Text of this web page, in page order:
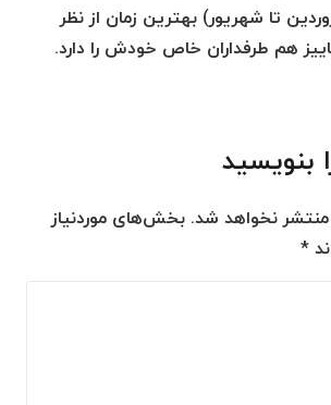
تا شهریور) بهترین زمان از نظر
هم طرفداران خاص خودش را دارد.
بنویسید
نخواهد شد. بخش‌های موردنیاز
*